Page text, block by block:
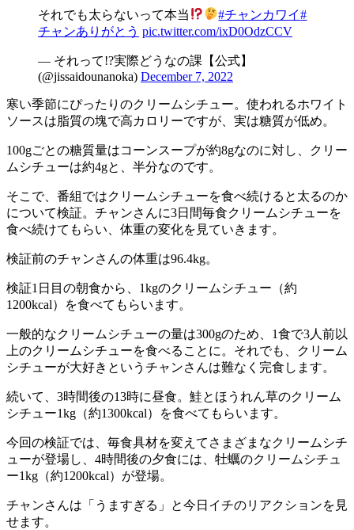
それでも太らないって本当 #チャンカワイ#
チャンありがとう pic.twitter.com/ixD0OdzCCV
— それって!?実際どうなの課【公式】
(@jissaidounanoka) December 7, 2022
寒い季節にぴったりのクリームシチュー。使われるホワイト
ソースは脂質の塊で高カロリーですが、実は糖質が低め。
100gごとの糖質量はコーンスープが約8gなのに対し、クリー
ムシチューは約4gと、半分なのです。
そこで、番組ではクリームシチューを食べ続けると太るのか
について検証。チャンさんに3日間毎食クリームシチューを
食べ続けてもらい、体重の変化を見ていきます。
検証前のチャンさんの体重は96.4kg。
検証1日目の朝食から、1kgのクリームシチュー（約
1200kcal）を食べてもらいます。
一般的なクリームシチューの量は300gのため、1食で3人前以
上のクリームシチューを食べることに。それでも、クリーム
シチューが大好きというチャンさんは難なく完食します。
続いて、3時間後の13時に昼食。鮭とほうれん草のクリーム
シチュー1kg（約1300kcal）を食べてもらいます。
今回の検証では、毎食具材を変えてさまざまなクリームシチ
ューが登場し、4時間後の夕食には、牡蠣のクリームシチュ
ー1kg（約1200kcal）が登場。
チャンさんは「うますぎる」と今日イチのリアクションを見
せます。